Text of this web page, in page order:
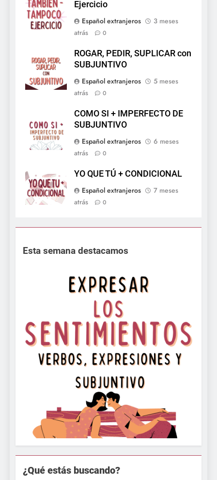
Ejercicio
Español extranjeros
3 meses
atrás
0
ROGAR, PEDIR, SUPLICAR con
SUBJUNTIVO
Español extranjeros
5 meses
atrás
0
COMO SI + IMPERFECTO DE
SUBJUNTIVO
Español extranjeros
6 meses
atrás
0
YO QUE TÚ + CONDICIONAL
Español extranjeros
7 meses
atrás
0
Esta semana destacamos
¿Qué estás buscando?